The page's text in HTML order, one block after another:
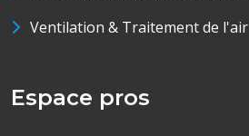
Ventilation & Traitement de l'air
Espace pros